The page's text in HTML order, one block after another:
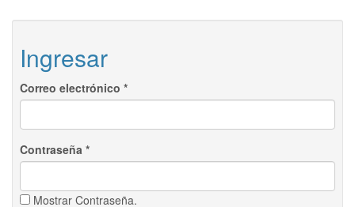
Ingresar
Correo electrónico *
Contraseña *
Mostrar Contraseña.